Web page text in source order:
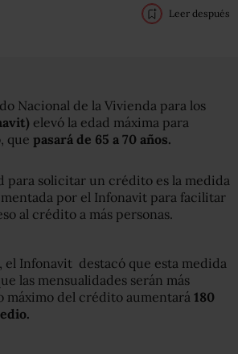
Leer después
Nacional de la Vivienda para los
elevó la edad máxima para
que pasará de 65 a 70 años.
para solicitar un crédito es la medida
por el Infonavit para facilitar
al crédito a más personas.
el Infonavit destacó que esta medida
las mensualidades serán más
máximo del crédito aumentará 180